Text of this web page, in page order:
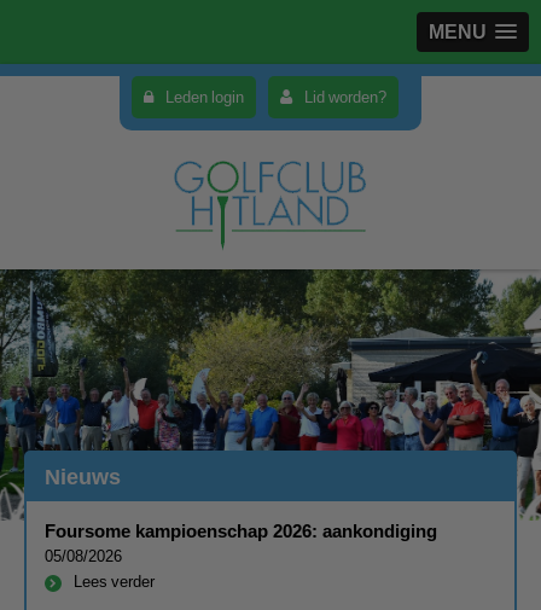
MENU
Leden login Lid worden?
Nieuws
Foursome kampioenschap 2026: aankondiging
05/08/2026
Lees verder